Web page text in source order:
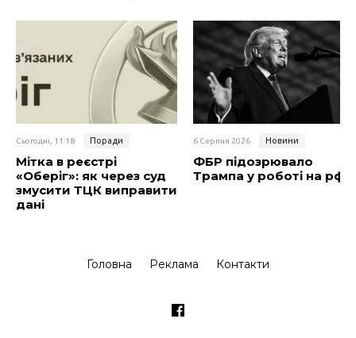
Сьогодні, 11:18 Поради
Мітка в реєстрі
«Оберіг»: як через суд
змусити ТЦК виправити
дані
6 Серпня 2026 Новини
ФБР підозрювало
Трампа у роботі на рф
Головна Реклама Контакти